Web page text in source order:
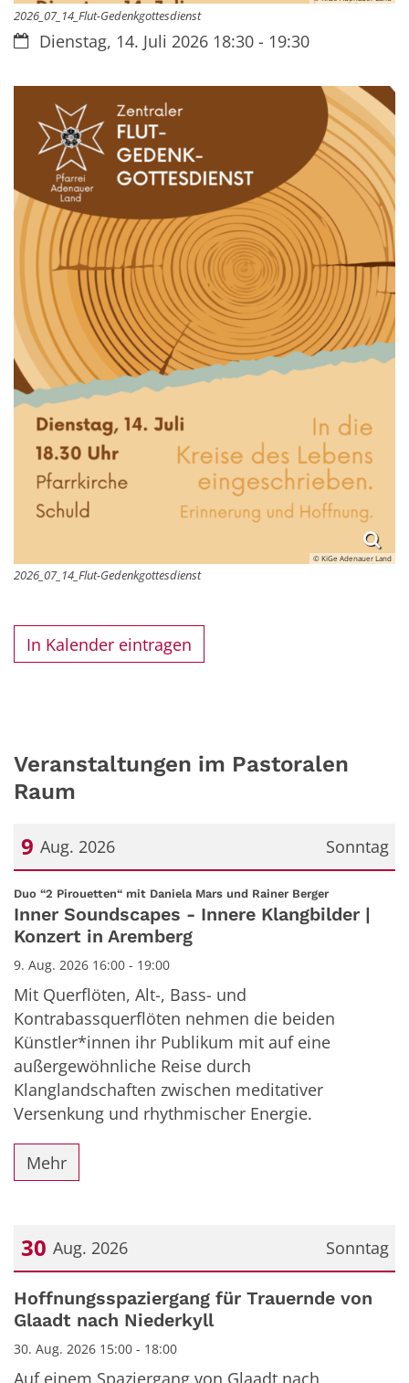
2026_07_14_Flut-Gedenkgottesdienst
Datum:Dienstag, 14. Juli 2026 18:30 - 19:30
© KiGe Adenauer Land
2026_07_14_Flut-Gedenkgottesdienst
In Kalender eintragen
Veranstaltungen im Pastoralen
Raum
Sonntag
9 Aug. 2026
Datum: 9. August 2026
Duo “2 Pirouetten“ mit Daniela Mars und Rainer Berger:
Inner Soundscapes - Innere Klangbilder |
Konzert in Aremberg
9. Aug. 2026 16:00 - 19:00
Mit Querflöten, Alt-, Bass- und
Kontrabassquerflöten nehmen die beiden
Künstler*innen ihr Publikum mit auf eine
außergewöhnliche Reise durch
Klanglandschaften zwischen meditativer
Versenkung und rhythmischer Energie.
Mehr
Sonntag
30 Aug. 2026
Datum: 30. August 2026
Hoffnungsspaziergang für Trauernde von
Glaadt nach Niederkyll
30. Aug. 2026 15:00 - 18:00